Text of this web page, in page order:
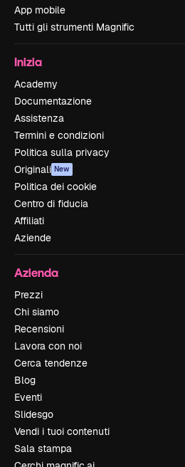
App mobile
Tutti gli strumenti Magnific
Inizia
Academy
Documentazione
Assistenza
Termini e condizioni
Politica sulla privacy
Originali New
Politica dei cookie
Centro di fiducia
Affiliati
Aziende
Azienda
Prezzi
Chi siamo
Recensioni
Lavora con noi
Cerca tendenze
Blog
Eventi
Slidesgo
Vendi i tuoi contenuti
Sala stampa